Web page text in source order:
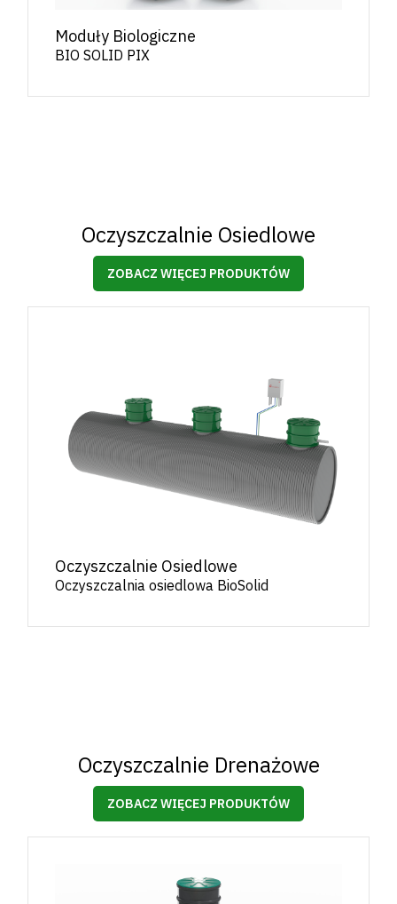
Moduły Biologiczne
BIO SOLID PIX
Oczyszczalnie Osiedlowe
ZOBACZ WIĘCEJ PRODUKTÓW
Oczyszczalnie Osiedlowe
Oczyszczalnia osiedlowa BioSolid
Oczyszczalnie Drenażowe
ZOBACZ WIĘCEJ PRODUKTÓW